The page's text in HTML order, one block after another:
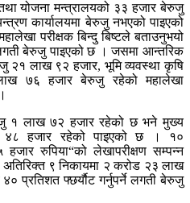
योजना मन्त्रालयको ३३ हजार बेरुजु
कार्यालयमा बेरुजु नभएको पाइएको
परीक्षक बिन्दु बिष्टले बताउनुभयो
बेरुजु पाइएको छ । जसमा आन्तरिक
२१ लाख ९२ हजार, भूमि व्यवस्था कृषि
७६ हजार बेरुजु रहेको महालेखा
१ लाख ७२ हजार रहेको छ भने मुख्य
४८ हजार रहेको पाइएको छ । १०
रुपिया“को लेखापरीक्षण सम्पन्न
अतिरिक्त ९ निकायमा २ करोड २३ लाख
प्रतिशत फ्छर्याैट गर्नुपर्ने लगती बेरुजु